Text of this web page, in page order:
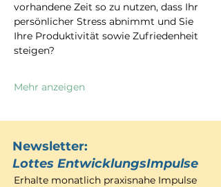
vorhandene Zeit so zu nutzen, dass Ihr
persönlicher Stress abnimmt und Sie
Ihre Produktivität sowie Zufriedenheit
steigen?
Mehr anzeigen
Newsletter:
Lottes EntwicklungsImpulse
Erhalte monatlich praxisnahe Impulse